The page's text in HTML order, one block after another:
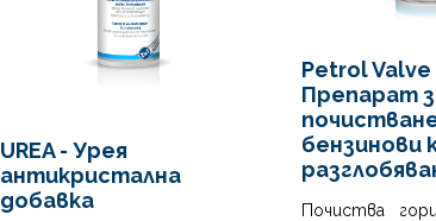
UREA - Урея
антикристална
добавка
Petrol
Препарат
бензинови
Почиства